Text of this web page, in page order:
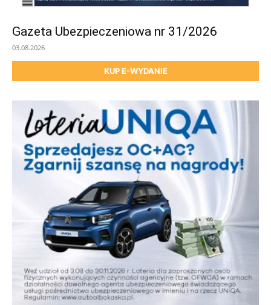
Gazeta Ubezpieczeniowa nr 31/2026
03.08.2026
KUP E-WYDANIE